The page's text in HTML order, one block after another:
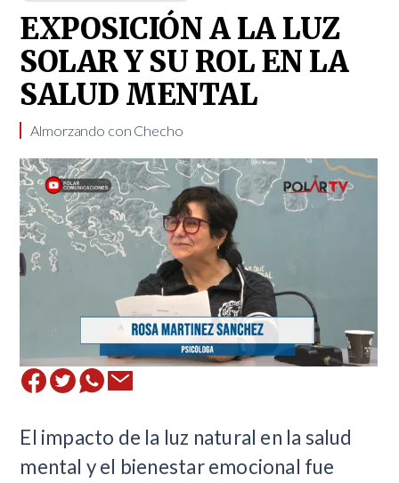
EXPOSICIÓN A LA LUZ
SOLAR Y SU ROL EN LA
SALUD MENTAL
Almorzando con Checho
El impacto de la luz natural en la salud
mental y el bienestar emocional fue